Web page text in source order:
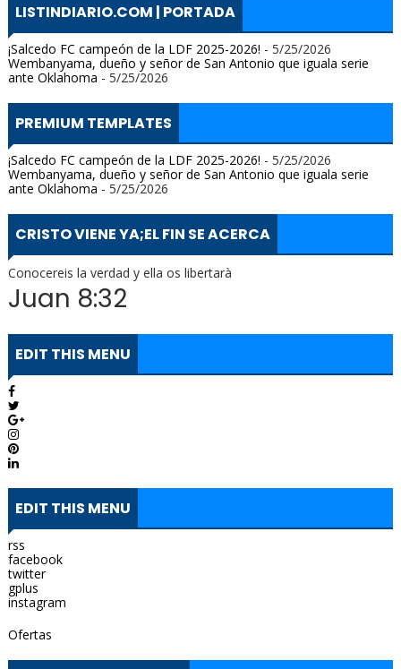
LISTINDIARIO.COM | PORTADA
¡Salcedo FC campeón de la LDF 2025-2026! - 5/25/2026
Wembanyama, dueño y señor de San Antonio que iguala serie
ante Oklahoma - 5/25/2026
PREMIUM TEMPLATES
¡Salcedo FC campeón de la LDF 2025-2026! - 5/25/2026
Wembanyama, dueño y señor de San Antonio que iguala serie
ante Oklahoma - 5/25/2026
CRISTO VIENE YA;EL FIN SE ACERCA
Conocereis la verdad y ella os libertarà
Juan 8:32
EDIT THIS MENU
EDIT THIS MENU
rss
facebook
twitter
gplus
instagram
Ofertas